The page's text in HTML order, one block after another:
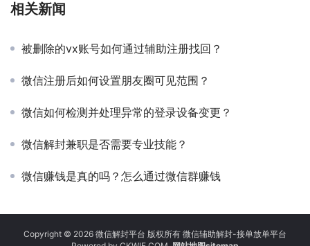
相关新闻
被删除的vx账号如何通过辅助注册找回？
微信注册后如何设置朋友圈可见范围？
微信如何检测并处理异常的登录设备变更？
微信解封兼职是否需要专业技能？
微信赚钱是真的吗？怎么通过微信群赚钱
Copyright © 2026 微信解封平台 版权所有 微信辅助解封-接单放单平台